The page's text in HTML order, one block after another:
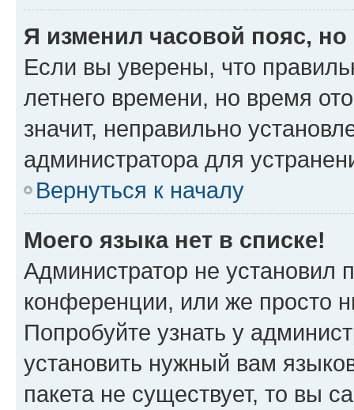
Я изменил часовой пояс,
Если вы уверены, что
летнего времени, но время
значит, неправильно
администратора для
Вернуться к началу
Моего языка нет в списке!
Администратор не установил
конференции, или же просто
Попробуйте узнать у
установить нужный вам
пакета не существует, то вы